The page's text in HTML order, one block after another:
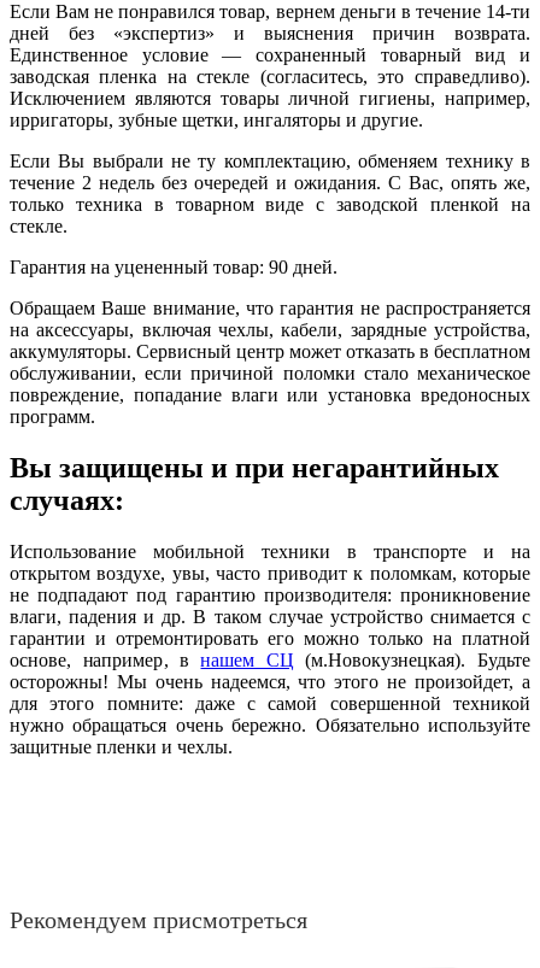
Если Вам не понравился товар, вернем деньги в течение 14-ти
дней без «экспертиз» и выяснения причин возврата.
Единственное условие — сохраненный товарный вид и
заводская пленка на стекле (согласитесь, это справедливо).
Исключением являются товары личной гигиены, например,
ирригаторы, зубные щетки, ингаляторы и другие.
Если Вы выбрали не ту комплектацию, обменяем технику в
течение 2 недель без очередей и ожидания. С Вас, опять же,
только техника в товарном виде с заводской пленкой на
стекле.
Гарантия на уцененный товар: 90 дней.
Обращаем Ваше внимание, что гарантия не распространяется
на аксессуары, включая чехлы, кабели, зарядные устройства,
аккумуляторы. Сервисный центр может отказать в бесплатном
обслуживании, если причиной поломки стало механическое
повреждение, попадание влаги или установка вредоносных
программ.
Вы защищены и при негарантийных
случаях:
Использование мобильной техники в транспорте и на
открытом воздухе, увы, часто приводит к поломкам, которые
не подпадают под гарантию производителя: проникновение
влаги, падения и др. В таком случае устройство снимается с
гарантии и отремонтировать его можно только на платной
основе, например, внашем СЦ (м.Новокузнецкая). Будьте
осторожны! Мы очень надеемся, что этого не произойдет, а
для этого помните: даже с самой совершенной техникой
нужно обращаться очень бережно. Обязательно используйте
защитные пленки и чехлы.
Рекомендуем присмотреться